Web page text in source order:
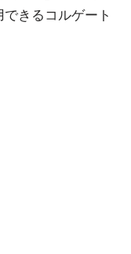
きるコルゲート